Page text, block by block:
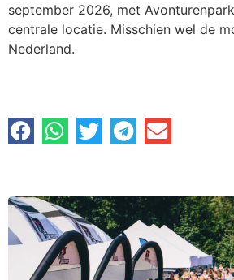
september 2026, met
centrale locatie. Misschien wel de
Nederland.